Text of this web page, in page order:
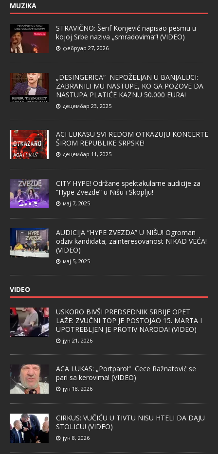
MUZIKA
STRAVIČNO: Šerif Konjević napisao pesmu u
kojoj Srbe naziva „smradovima“! (VIDEO)
фебруар 27, 2026
„DESINGERICA“ NEPOŽELJAN U BANJALUCI:
ZABRANILI MU NASTUPE, KO GA POZOVE DA
NASTUPA PLATIĆE KAZNU 50.000 EURA!
децембар 23, 2025
ACI LUKASU SVI REDOM OTKAZUJU KONCERTE
ŠIROM REPUBLIKE SRPSKE!
децембар 11, 2025
CITY HYPE! Održane spektakularne audicije za
“Hype Zvezde” u Nišu i Skoplju!
мај 7, 2025
AUDICIJA “HYPE ZVEZDA” U NIŠU! Ogroman
odziv kandidata, zainteresovanost NIKAD VEĆA!
(VIDEO)
мај 5, 2025
VIDEO
USKORO BIVŠI PREDSEDNIK SRBIJE OPET
LAŽE: ZVUČNI TOP JE POSTOJAO 15. MARTA I
UPOTREBLJEN JE PROTIV NARODA! (VIDEO)
јун 21, 2026
ACA LUKAS: „Portparol“ Cece Ražnatović se
pari sa kerovima! (VIDEO)
јун 18, 2026
CIRKUS: VUČIĆU U TIVTU NISU HTELI DA DAJU
STOLICU! (VIDEO)
јун 8, 2026